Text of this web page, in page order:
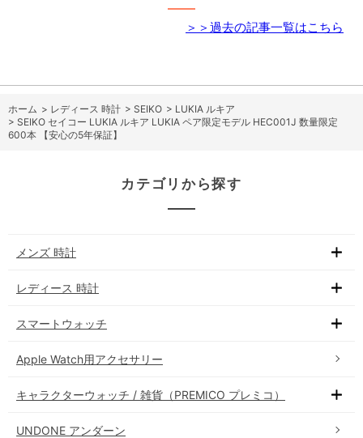
＞＞過去の記事一覧はこちら
ホーム > レディース 時計 > SEIKO > LUKIA ルキア
> SEIKO セイコー LUKIA ルキア LUKIA ペア限定モデル HEC001J 数量限定
600本 【安心の5年保証】
カテゴリから探す
メンズ 時計
レディース 時計
スマートウォッチ
Apple Watch用アクセサリー
キャラクターウォッチ / 雑貨（PREMICO プレミコ）
UNDONE アンダーン